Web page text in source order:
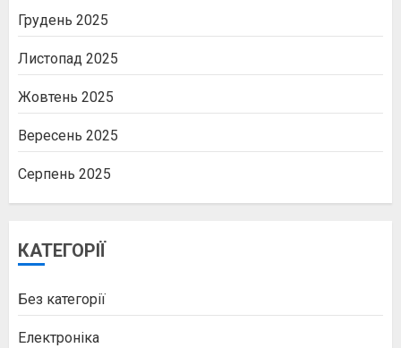
Грудень 2025
Листопад 2025
Жовтень 2025
Вересень 2025
Серпень 2025
КАТЕГОРІЇ
Без категорії
Електроніка